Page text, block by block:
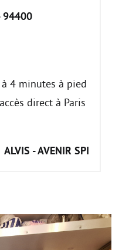
94400
4 minutes à pied
direct à Paris
ALVIS - AVENIR SPI